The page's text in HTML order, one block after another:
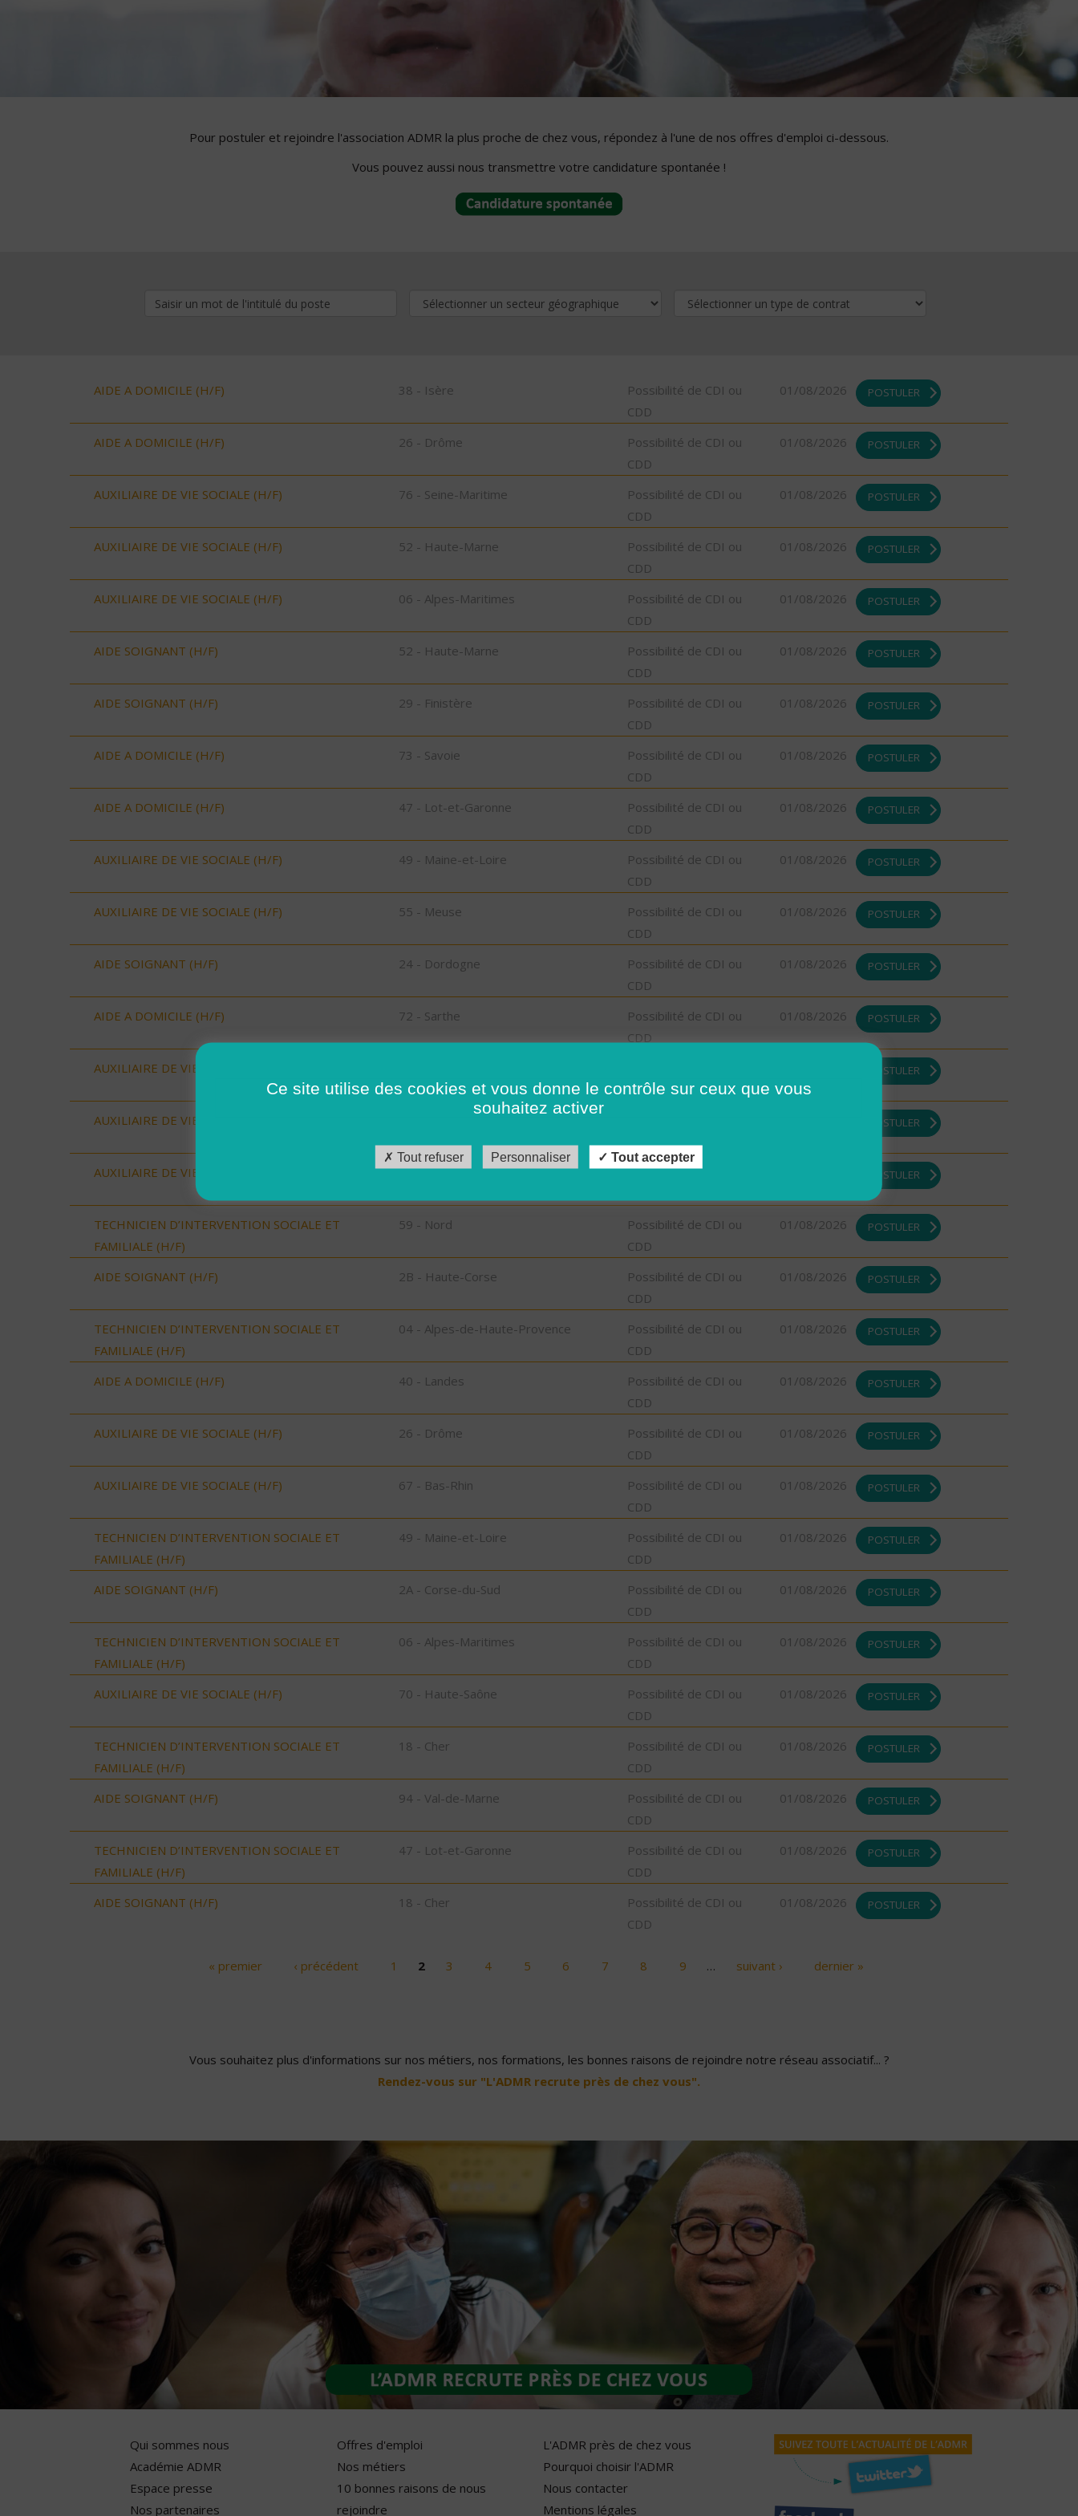
Pour postuler et rejoindre l'association ADMR la plus proche de chez vous, répondez à l'une de nos offres d'emploi ci-dessous.
Vous pouvez aussi nous transmettre votre candidature spontanée !
AIDE A DOMICILE (H/F) 38 - Isère
Possibilité de CDI ou
CDD
01/08/2026 POSTULER
AIDE A DOMICILE (H/F) 26 - Drôme
Possibilité de CDI ou
CDD
01/08/2026 POSTULER
AUXILIAIRE DE VIE SOCIALE (H/F) 76 - Seine-Maritime
Possibilité de CDI ou
CDD
01/08/2026 POSTULER
AUXILIAIRE DE VIE SOCIALE (H/F) 52 - Haute-Marne
Possibilité de CDI ou
CDD
01/08/2026 POSTULER
AUXILIAIRE DE VIE SOCIALE (H/F) 06 - Alpes-Maritimes
Possibilité de CDI ou
CDD
01/08/2026 POSTULER
AIDE SOIGNANT (H/F) 52 - Haute-Marne
Possibilité de CDI ou
CDD
01/08/2026 POSTULER
AIDE SOIGNANT (H/F) 29 - Finistère
Possibilité de CDI ou
CDD
01/08/2026 POSTULER
AIDE A DOMICILE (H/F) 73 - Savoie
Possibilité de CDI ou
CDD
01/08/2026 POSTULER
AIDE A DOMICILE (H/F) 47 - Lot-et-Garonne
Possibilité de CDI ou
CDD
01/08/2026 POSTULER
AUXILIAIRE DE VIE SOCIALE (H/F) 49 - Maine-et-Loire
Possibilité de CDI ou
CDD
01/08/2026 POSTULER
AUXILIAIRE DE VIE SOCIALE (H/F) 55 - Meuse
Possibilité de CDI ou
CDD
01/08/2026 POSTULER
AIDE SOIGNANT (H/F) 24 - Dordogne
Possibilité de CDI ou
CDD
01/08/2026 POSTULER
AIDE A DOMICILE (H/F) 72 - Sarthe
Possibilité de CDI ou
CDD
01/08/2026 POSTULER
AUXILIAIRE DE VIE SOCIALE (H/F)
CDD
POSTULER
AUXILIAIRE DE VIE SOCIALE (H/F)
CDD
POSTULER
AUXILIAIRE DE VIE SOCIALE (H/F) 04 - Alpes-de-Haute-Provence
Possibilité de CDI ou
POSTULER
TECHNICIEN D’INTERVENTION SOCIALE ET
FAMILIALE (H/F)
59 - Nord
Possibilité de CDI ou
CDD
01/08/2026 POSTULER
AIDE SOIGNANT (H/F) 2B - Haute-Corse
Possibilité de CDI ou
CDD
01/08/2026 POSTULER
TECHNICIEN D’INTERVENTION SOCIALE ET
FAMILIALE (H/F)
04 - Alpes-de-Haute-Provence
Possibilité de CDI ou
CDD
01/08/2026 POSTULER
AIDE A DOMICILE (H/F) 40 - Landes
Possibilité de CDI ou
CDD
01/08/2026 POSTULER
AUXILIAIRE DE VIE SOCIALE (H/F) 26 - Drôme
Possibilité de CDI ou
CDD
01/08/2026 POSTULER
AUXILIAIRE DE VIE SOCIALE (H/F) 67 - Bas-Rhin
Possibilité de CDI ou
CDD
01/08/2026 POSTULER
TECHNICIEN D’INTERVENTION SOCIALE ET
FAMILIALE (H/F)
49 - Maine-et-Loire
Possibilité de CDI ou
CDD
01/08/2026 POSTULER
AIDE SOIGNANT (H/F) 2A - Corse-du-Sud
Possibilité de CDI ou
CDD
01/08/2026 POSTULER
TECHNICIEN D’INTERVENTION SOCIALE ET
FAMILIALE (H/F)
06 - Alpes-Maritimes
Possibilité de CDI ou
CDD
01/08/2026 POSTULER
AUXILIAIRE DE VIE SOCIALE (H/F) 70 - Haute-Saône
Possibilité de CDI ou
CDD
01/08/2026 POSTULER
TECHNICIEN D’INTERVENTION SOCIALE ET
FAMILIALE (H/F)
18 - Cher
Possibilité de CDI ou
CDD
01/08/2026 POSTULER
AIDE SOIGNANT (H/F) 94 - Val-de-Marne
Possibilité de CDI ou
CDD
01/08/2026 POSTULER
TECHNICIEN D’INTERVENTION SOCIALE ET
FAMILIALE (H/F)
47 - Lot-et-Garonne
Possibilité de CDI ou
CDD
01/08/2026 POSTULER
AIDE SOIGNANT (H/F) 18 - Cher
Possibilité de CDI ou
CDD
01/08/2026 POSTULER
« premier ‹ précédent 1 2 3 4 5 6 7 8 9 … suivant › dernier »
Vous souhaitez plus d'informations sur nos métiers, nos formations, les bonnes raisons de rejoindre notre réseau associatif... ?
Rendez-vous sur "L'ADMR recrute près de chez vous".
Qui sommes nous
Académie ADMR
Espace presse
Nos partenaires
Offres d'emploi
Nos métiers
10 bonnes raisons de nous
rejoindre
L'ADMR près de chez vous
Pourquoi choisir l'ADMR
Nous contacter
Mentions légales
Ce site utilise des cookies et vous donne le contrôle sur ceux que vous
souhaitez activer
Tout refuser Personnaliser Tout accepter